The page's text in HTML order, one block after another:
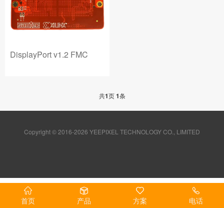
DisplayPort v1.2 FMC
共1页1条
Copyright © 2016-2026 YEEPIXEL TECHNOLOGY CO., LIMITED
首页 产品 方案 电话